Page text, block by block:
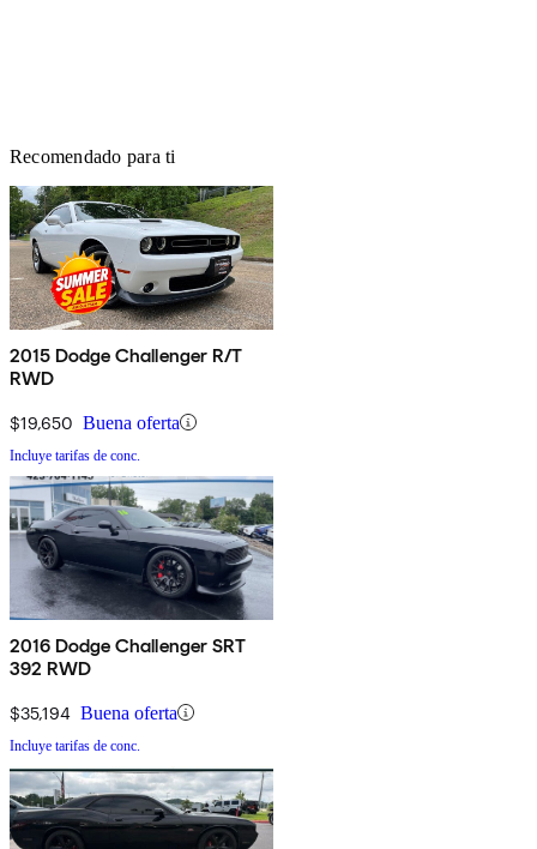
Recomendado para ti
2015 Dodge Challenger R/T
RWD
$19,650 Buena oferta
Incluye tarifas de conc.
2016 Dodge Challenger SRT
392 RWD
$35,194 Buena oferta
Incluye tarifas de conc.